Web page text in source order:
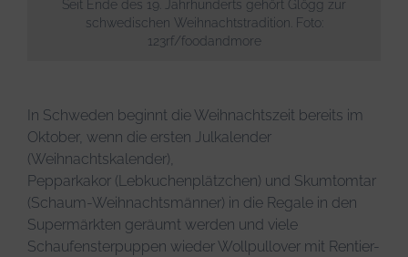
Seit Ende des 19. Jahrhunderts gehört Glögg zur
schwedischen Weihnachtstradition. Foto:
123rf/foodandmore
In Schweden beginnt die Weihnachtszeit bereits im
Oktober, wenn die ersten Julkalender
(Weihnachtskalender),
Pepparkakor (Lebkuchenplätzchen) und Skumtomtar
(Schaum-Weihnachtsmänner) in die Regale in den
Supermärkten geräumt werden und viele
Schaufensterpuppen wieder Wollpullover mit Rentier-